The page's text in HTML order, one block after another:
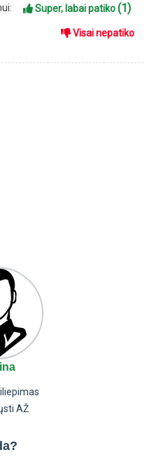
Super, labai patiko(1)
Visai nepatiko
AŽ